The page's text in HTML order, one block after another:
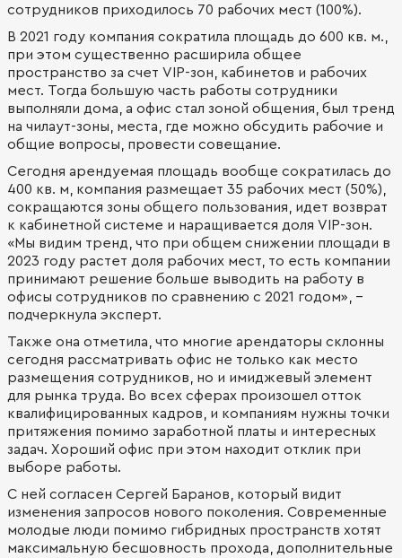
сотрудников приходилось 70 рабочих мест (100%).
В 2021 году компания сократила площадь до 600 кв. м.,
при этом существенно расширила общее
пространство за счет VIP-зон, кабинетов и рабочих
мест. Тогда большую часть работы сотрудники
выполняли дома, а офис стал зоной общения, был тренд
на чилаут-зоны, места, где можно обсудить рабочие и
общие вопросы, провести совещание.
Сегодня арендуемая площадь вообще сократилась до
400 кв. м, компания размещает 35 рабочих мест (50%),
сокращаются зоны общего пользования, идет возврат
к кабинетной системе и наращивается доля VIP-зон.
«Мы видим тренд, что при общем снижении площади в
2023 году растет доля рабочих мест, то есть компании
принимают решение больше выводить на работу в
офисы сотрудников по сравнению с 2021 годом», -
подчеркнула эксперт.
Также она отметила, что многие арендаторы склонны
сегодня рассматривать офис не только как место
размещения сотрудников, но и имиджевый элемент
для рынка труда. Во всех сферах произошел отток
квалифицированных кадров, и компаниям нужны точки
притяжения помимо заработной платы и интересных
задач. Хороший офис при этом находит отклик при
выборе работы.
С ней согласен Сергей Баранов, который видит
изменения запросов нового поколения. Современные
молодые люди помимо гибридных пространств хотят
максимальную бесшовность прохода, дополнительные